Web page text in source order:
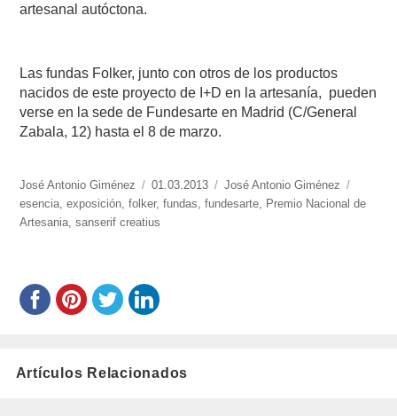
artesanal autóctona.
Las fundas Folker, junto con otros de los productos
nacidos de este proyecto de I+D en la artesanía, pueden
verse en la sede de Fundesarte en Madrid (C/General
Zabala, 12) hasta el 8 de marzo.
https://www.experimenta.es/author/José%20Antonio%20Giménez/
José Antonio Giménez
Publicado
el
01.03.2013 Categorías
José Antonio Giménez
esencia ,exposición ,folker,fundas ,fundesarte
Premio Nacional de
Artesania ,sanserif creatius
Artículos Relacionados